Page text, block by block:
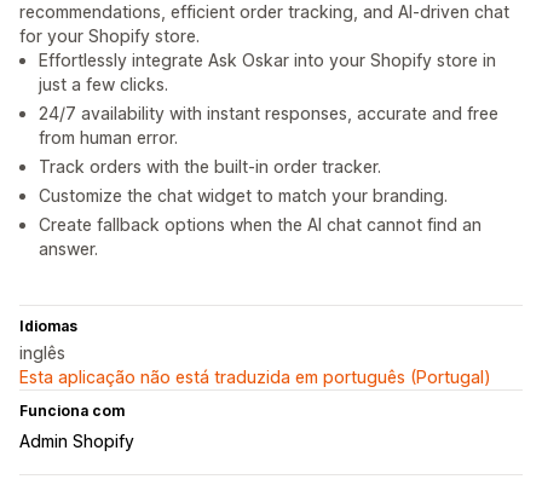
recommendations, efficient order tracking, and AI-driven chat
for your Shopify store.
Effortlessly integrate Ask Oskar into your Shopify store in
just a few clicks.
24/7 availability with instant responses, accurate and free
from human error.
Track orders with the built-in order tracker.
Customize the chat widget to match your branding.
Create fallback options when the AI chat cannot find an
answer.
Idiomas
inglês
Esta aplicação não está traduzida em português (Portugal)
Funciona com
Admin Shopify